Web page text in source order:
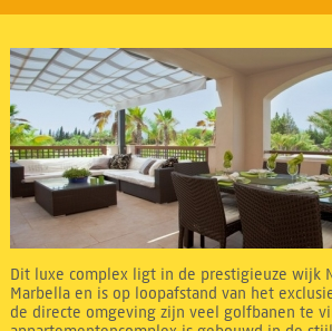
Dit luxe complex ligt in de prestigieuze wijk
Marbella en is op loopafstand van het
de directe omgeving zijn veel golfbanen te